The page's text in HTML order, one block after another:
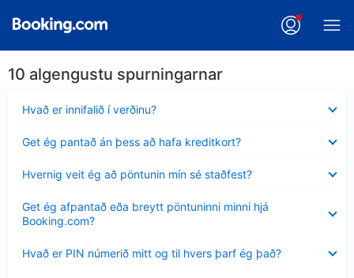
10 algengustu spurningarnar
Hvað er innifalið í verðinu?
sýnt
Get ég pantað án þess að hafa kreditkort?
sýnt
Hvernig veit ég að pöntunin mín sé staðfest?
sýnt
Get ég afpantað eða breytt pöntuninni minni hjá
Booking.com?
sýnt
Hvað er PIN númerið mitt og til hvers þarf ég það?
sýnt